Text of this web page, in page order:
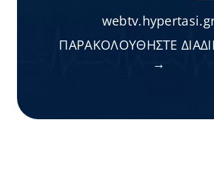
ΠΑΡΑΚΟΛΟΥΘΗΣΤΕ
→